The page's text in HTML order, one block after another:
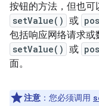
按钮的方法，但也
setValue() 或
包括响应网络请求
setValue() 或
面。
注意 ：您必须调用